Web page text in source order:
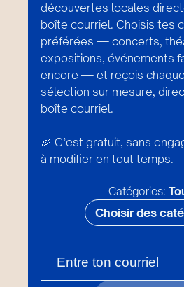
découvertes locales
boîte courriel. Choisis tes
préférées — concerts,
expositions, événements
encore — et reçois
sélection sur mesure,
boîte courriel.
🎉 C’est gratuit, sans
à modifier en tout temps.
Catégories:
Choisir des